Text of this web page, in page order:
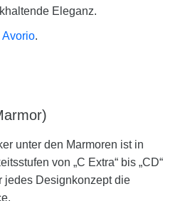
Eleganz.
Avorio.
unter den Marmoren ist in
von „C Extra“ bis „CD“
jedes Designkonzept die